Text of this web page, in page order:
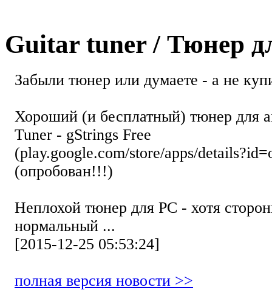
Guitar tuner / Тюнер
Забыли тюнер или думаете - а не
Хороший (и бесплатный) тюнер для
Tuner - gStrings Free
(play.google.com/store/apps/
(опробован!!!)
Неплохой тюнер для РС - хотя
нормальный ...
[2015-12-25 05:53:24]
полная версия новости >>